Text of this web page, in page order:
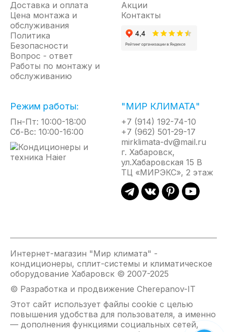
Доставка и оплата
Цена монтажа и
обслуживания
Политика
Безопасности
Вопрос - ответ
Работы по монтажу и
обслуживанию
Акции
Контакты
Режим работы:
Пн-Пт: 10:00-18:00
Сб-Вс: 10:00-16:00
"МИР КЛИМАТА"
+7 (914) 192-74-10
+7 (962) 501-29-17
mirklimata-dv@mail.ru
г. Хабаровск,
ул.Хабаровская 15 В
ТЦ «МИРЭКС», 2 этаж
Интернет-магазин "Мир климата" -
кондиционеры, сплит-системы и климатическое
оборудование Хабаровск © 2007-2025
© Разработка и продвижение Cherepanov-IT
Этот сайт использует файлы cookie с целью
повышения удобства для пользователя, а именно
— дополнения функциями социальных сетей,